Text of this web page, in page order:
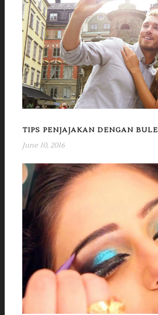
TIPS PENJAJAKAN DENGAN BULE
June 10, 2016